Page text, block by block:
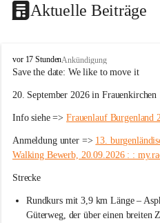
Aktuelle Beiträge
W
ö
t
r
b
e
r
g
vor 17 StundenAnkündigung
Save the date: We like to move it
20. September 2026 in Frauenkirchen
Info siehe => Frauenlauf Burgenland
Anmeldung unter => 13.
Walking Bewerb, 20.09.2026 : :
Strecke
Rundkurs mit 3,9 km Länge –
Güterweg, der über einen breiten